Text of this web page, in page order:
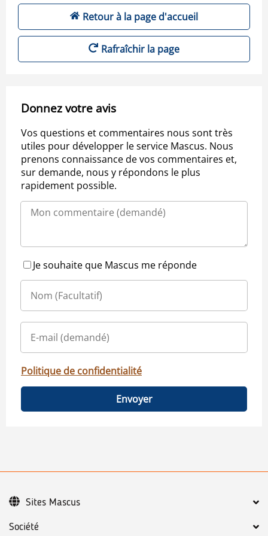
Retour à la page d'accueil
Rafraîchir la page
Donnez votre avis
Vos questions et commentaires nous sont très
utiles pour développer le service Mascus. Nous
prenons connaissance de vos commentaires et,
sur demande, nous y répondons le plus
rapidement possible.
Je souhaite que Mascus me réponde
Politique de confidentialité
Envoyer
Société
Sites Mascus